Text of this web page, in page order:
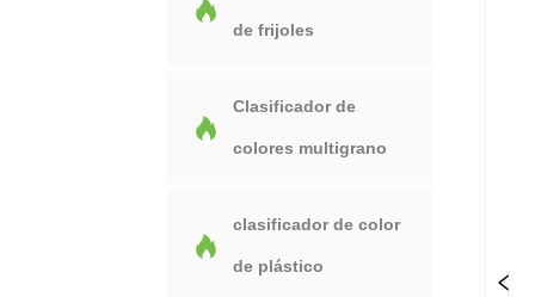
de frijoles
Clasificador de
colores multigrano
clasificador de color
de plástico